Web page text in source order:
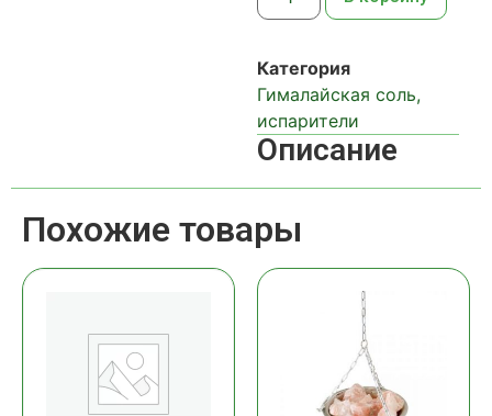
Категория
Гималайская соль,
испарители
Описание
Похожие товары